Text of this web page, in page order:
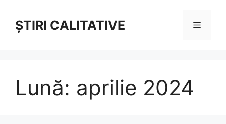
conținutȘTIRI CALITATIVE Meniu
Lună: aprilie 2024